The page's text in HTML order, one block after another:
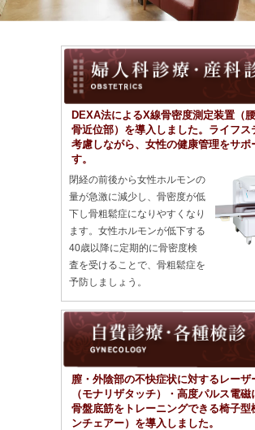
DEXA法によるX線骨密度測定装置（
骨近位部）を導入しました。ライフス
考慮しながら、女性の健康管理をサポ
す。
閉経の前後から女性ホルモンの
量が急激に減少し、骨密度が低
下し骨粗鬆症になりやすくなり
ます。女性ホルモンが低下する
40歳以降に定期的に骨密度検
査を受けることで、骨粗鬆症を
予防しましょう。
膣・外陰部の不快症状に対するレーザ
（モナリザタッチ）・高度パルス電磁
骨盤底筋をトレーニングできる椅子型
ンチェアー）を導入しました。